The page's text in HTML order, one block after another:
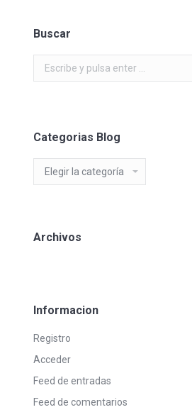
Buscar
Categorias Blog
Blog
Archivos
Informacion
Registro
Acceder
Feed de entradas
Feed de comentarios